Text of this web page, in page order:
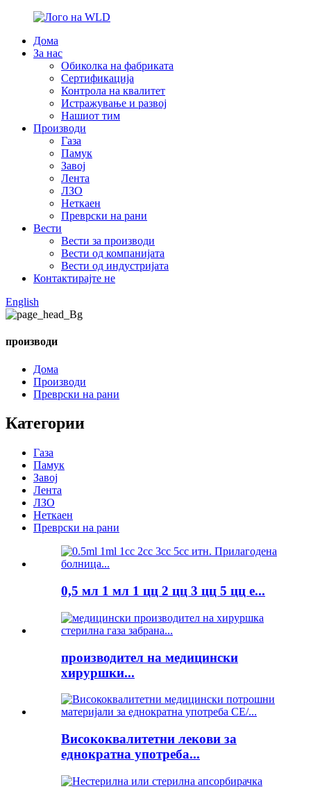
Дома
За нас
Обиколка на фабриката
Сертификација
Контрола на квалитет
Истражување и развој
Нашиот тим
Производи
Газа
Памук
Завој
Лента
ЛЗО
Неткаен
Преврски на рани
Вести
Вести за производи
Вести од компанијата
Вести од индустријата
Контактирајте не
English
производи
Дома
Производи
Преврски на рани
Категории
Газа
Памук
Завој
Лента
ЛЗО
Неткаен
Преврски на рани
0,5 мл 1 мл 1 цц 2 цц 3 цц 5 цц е...
производител на медицински
хируршки...
Висококвалитетни лекови за
еднократна употреба...